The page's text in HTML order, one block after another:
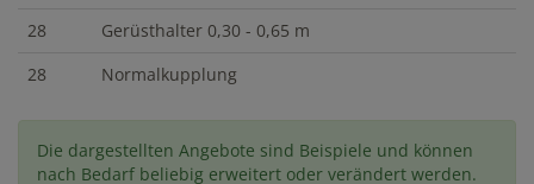
28
Gerüsthalter 0,30 - 0,65 m
28
Normalkupplung
Die dargestellten Angebote sind Beispiele und können
nach Bedarf beliebig erweitert oder verändert werden.